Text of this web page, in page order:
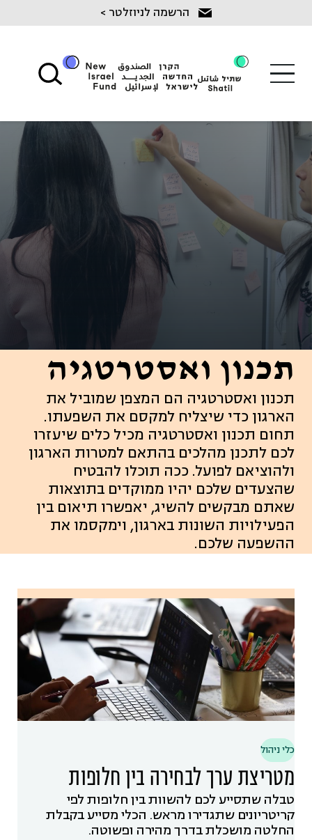
content
הרשמה לניוזלטר >
תכנון ואסטרטגיה
תכנון ואסטרטגיה הם המצפן שמוביל את
הארגון כדי שיצליח למקסם את השפעתו.
תחום תכנון ואסטרטגיה מכיל כלים שיעזרו
לכם לתכנן מהלכים בהתאם למטרות הארגון
ולהוציאם לפועל. ככה תוכלו להבטיח
שהצעדים שלכם יהיו ממוקדים בתוצאות
שאתם מבקשים להשיג, יאפשרו תיאום בין
הפעילויות השונות בארגון, וימקסמו את
ההשפעה שלכם.
כלי ניהול
מטריצת ערך לבחירה בין חלופות
טבלה שתסייע לכם להשוות בין חלופות לפי
קריטריונים שתגדירו מראש. הכלי מסייע בקבלת
החלטה מושכלת בדרך מהירה ופשוטה.